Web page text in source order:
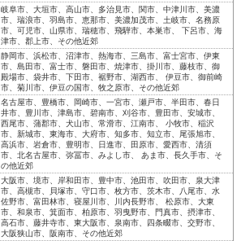
岐阜市、大垣市、高山市、多治見市、関市、中津川市、美濃
市、瑞浪市、羽島市、恵那市、美濃加茂市、土岐市、名務原
市、可児市、山県市、瑞穂市、飛騨市、本巣市、 下呂市、海
津市、郡上市、その他近郊
静岡市、浜松市、沼津市、熱海市、三島市、富士宮市、伊東
市、島田市、富士市、磐田市、焼津市、掛川市、藤枝市、御
殿場市、袋井市、下田市、裾野市、湖西市、 伊豆市、御前崎
市、菊川市、伊豆の国市、牧之原市、その他近郊
名古屋市、豊橋市、岡崎市、一宮市、瀬戸市、半田市、春日
井市、豊川市、津島市、碧南市、刈谷市、豊田市、安城市、
西尾市、蒲郡市、犬山市、常滑市、江南市、 小牧市、稲沢
市、新城市、東海市、大府市、知多市、知立市、尾張旭市、
高浜市、岩倉市、豊明市、日進市、田原市、愛西市、清須
市、北名古屋市、弥冨市、みよし市、 あま市、長久手市、そ
の他近郊
大阪市、境市、岸和田市、豊中市、池田市、吹田市、泉大津
市、高槻市、貝塚市、守口市、枚方市、茨木市、八尾市、水
佐野市、富田林市、寝屋川市、川内長野市、 松原市、大東
市、和泉市、箕面市、柏原市、羽曳野市、門真市、摂津市、
高石市、藤井寺市、東大阪市、泉南市、四条畷市、交野市、
大阪狭山市、阪南市、その他近郊